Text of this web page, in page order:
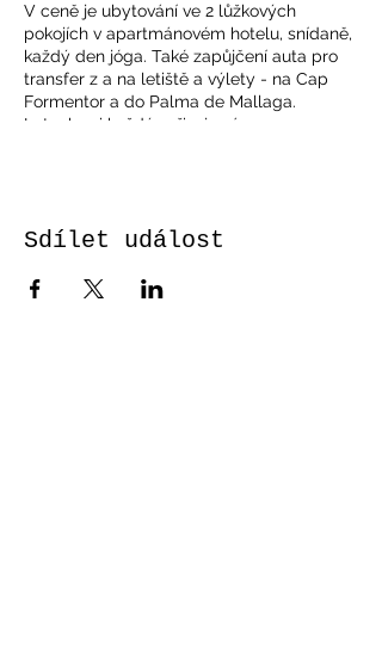
V ceně je ubytování ve 2 lůžkových
pokojích v apartmánovém hotelu, snídaně,
každý den jóga. Také zapůjčení auta pro
transfer z a na letiště a výlety - na Cap
Formentor a do Palma de Mallaga.
Letenky si každý zařizuje sám, na
Sdílet událost